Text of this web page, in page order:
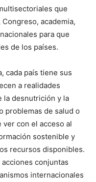
que
academia,
para que
de los países.
cada país tiene sus
a realidades
la desnutrición y la
problemas de salud o
con el acceso al
sostenible y
recursos disponibles.
conjuntas
internacionales